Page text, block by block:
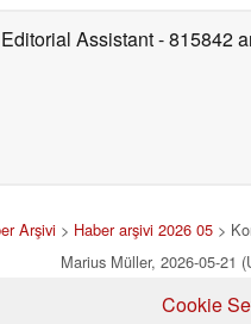
Assistant- 815842
Arşivi > Haber arşivi 2026 05>
Marius Müller, 2026-05-21
Cookie